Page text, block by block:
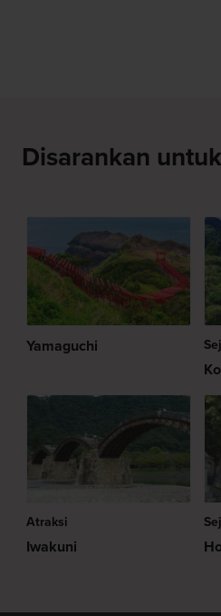
Disarankan
Yamaguchi
Atraksi
Iwakuni